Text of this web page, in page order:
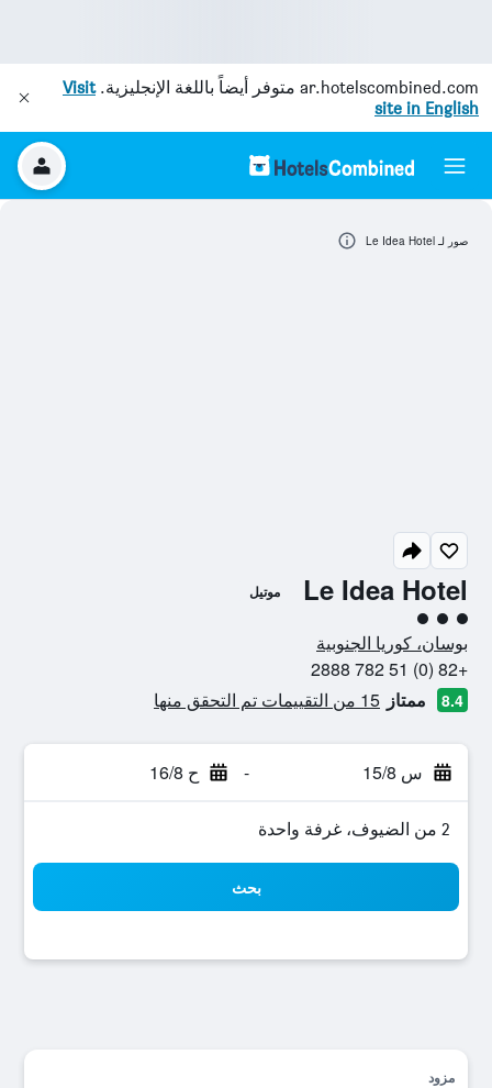
ar.hotelscombined.com متوفر أيضاً باللغة الإنجليزية.Visit
site in English
Le Idea Hotel موتيل
تقييم فئة 3
بوسان، كوريا الجنوبية
+82 (0) 51 782 2888
8.4 ممتاز 15 من التقييمات تم التحقق منها
س 15/8 - ح 16/8
2 من الضيوف، غرفة واحدة
بحث
مزود
صور لـ Le Idea Hotel